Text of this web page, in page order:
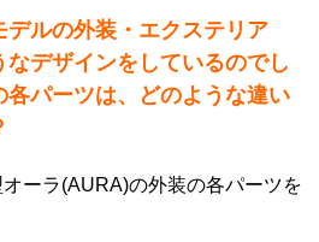
デルの外装・エクステリア
デザインをしているのでし
各パーツは、どのような違い
ーラ(AURA)の外装の各パーツを